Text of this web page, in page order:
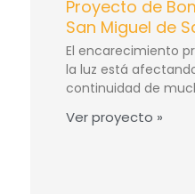
Proyecto de
San Miguel de
El encarecimiento
la luz está
continuidad de
Ver proyecto »